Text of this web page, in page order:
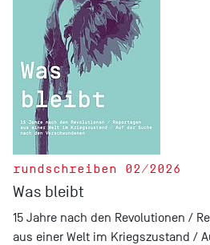
rundschreiben 02/2026
Was bleibt
15 Jahre nach den Revolutionen /
aus einer Welt im Kriegszustand /